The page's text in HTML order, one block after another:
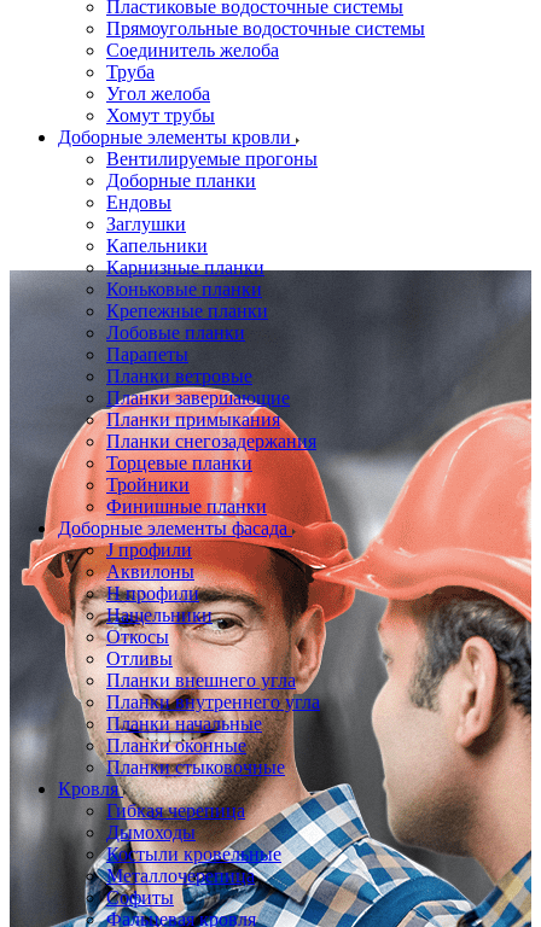
Пластиковые водосточные системы
Прямоугольные водосточные системы
Соединитель желоба
Труба
Угол желоба
Хомут трубы
Доборные элементы кровли
Вентилируемые прогоны
Доборные планки
Ендовы
Заглушки
Капельники
Карнизные планки
Коньковые планки
Крепежные планки
Лобовые планки
Парапеты
Планки ветровые
Планки завершающие
Планки примыкания
Планки снегозадержания
Торцевые планки
Тройники
Финишные планки
Доборные элементы фасада
J профили
Аквилоны
Н профили
Нащельники
Откосы
Отливы
Планки внешнего угла
Планки внутреннего угла
Планки начальные
Планки оконные
Планки стыковочные
Кровля
Гибкая черепица
Дымоходы
Костыли кровельные
Металлочерепица
Софиты
Фальцевая кровля